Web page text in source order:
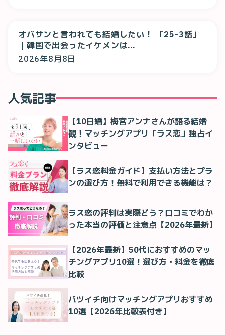
オバサンと言われても結婚したい！ 「25-3話」
｜韓国で出会ったイケメンは…
2026年8月8日
人気記事
【10日婚】梅宮アンナさんが語る結婚
観！マッチングアプリ「ラス恋」独占イ
ンタビュー
【ラス恋料金ガイド】支払い方法とプラ
ンの選び方！無料で利用できる機能は？
ラス恋の評判は実際どう？口コミでわか
った本当の評価と注意点【2026年最新】
【2026年最新】50代におすすめのマッ
チングアプリ10選！選び方・料金を徹底
比較
バツイチ向けマッチングアプリおすすめ
10選【2026年比較表付き】